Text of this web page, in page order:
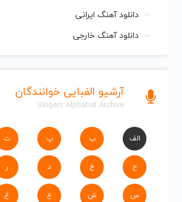
دانلود آهنگ ایرانی
دانلود آهنگ خارجی
آرشیو الفبایی خوانندگان
Singers Alphabet Archive
الف ب پ ت
ح خ د ر
س ش ع غ